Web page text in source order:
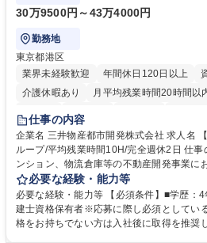
30万9500円～43万4000円
勤務地
東京都港区
業界未経験歓迎
年間休日120日以上
介護休暇あり
月平均残業時間20時間以
在宅OK
賞与あり
駅近5分以内
土日祝休み 寮・社宅あ
仕事の内容
企業名 三井物産都市開発株式会社 求人名 【営業事務】業務職/三井物産グ
ループ/平均残業時間10H/完全週休2日 仕事の内容 オフィスビル、賃貸マ
ンション、物流倉庫等の不動産開発事業に
貸運営、売却、仲介・活用提案等を行う営
いただきます。 【詳細】・契約書管理、契約書製本、捺印対応、ファイリ
ング、登記簿取得、調書取得・支払業務（
求・支払データ登録、取引先マスター申請
必要な経験・能力等
必要な経験・能力等 【必須条件】■学歴：
建士資格保有者※応募に際し必須としてい
格をお持ちでない方は入社後に取得を推奨